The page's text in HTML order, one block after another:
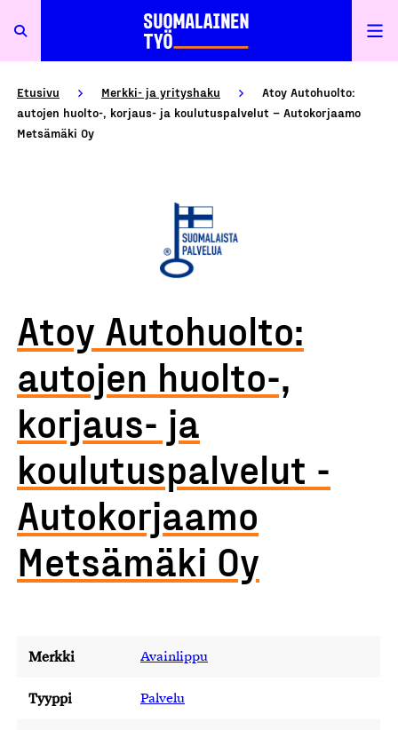
Etusivu Merkki- ja yrityshaku
Atoy Autohuolto:
autojen huolto-, korjaus- ja koulutuspalvelut – Autokorjaamo
Metsämäki Oy
Atoy Autohuolto:
autojen huolto-,
korjaus- ja
koulutuspalvelut -
Autokorjaamo
Metsämäki Oy
Merkki Avainlippu
Tyyppi Palvelu